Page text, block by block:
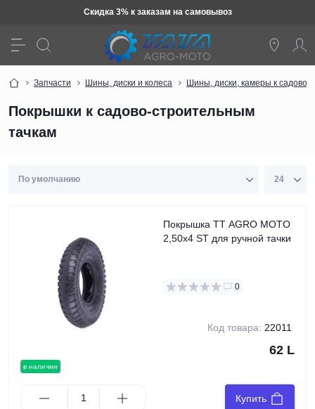
Техника: Бесплатная
Запчасти Шины, диски и колеса Шины, диски, камеры к садово-
Покрышки к садово-строительным
тачкам
в наличии
Покрышка TT AGRO MOTO
2,50x4 ST для ручной тачки
0
Код товара: 22011
62 L
Купить